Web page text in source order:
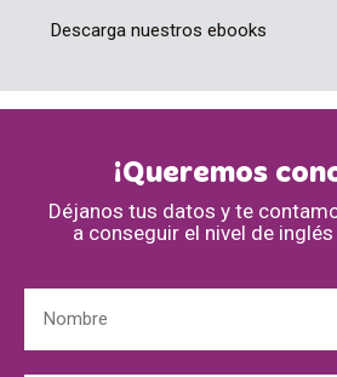
Descarga nuestros ebooks
¡Queremos
Déjanos tus datos y te
a conseguir el nivel de